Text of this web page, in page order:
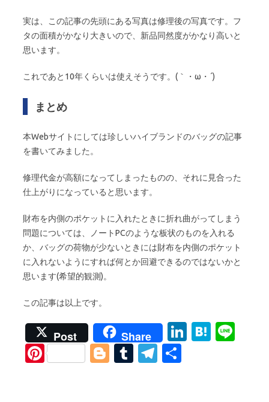
実は、この記事の先頭にある写真は修理後の写真です。フ
タの面積がかなり大きいので、新品同然度がかなり高いと
思います。
これであと10年くらいは使えそうです。(｀・ω・´)
まとめ
本Webサイトにしては珍しいハイブランドのバッグの記事
を書いてみました。
修理代金が高額になってしまったものの、それに見合った
仕上がりになっていると思います。
財布を内側のポケットに入れたときに折れ曲がってしまう
問題については、ノートPCのような板状のものを入れる
か、バッグの荷物が少ないときには財布を内側のポケット
に入れないようにすれば何とか回避できるのではないかと
思います(希望的観測)。
この記事は以上です。
Post Share
Li
H
Pi
Bl
T
T